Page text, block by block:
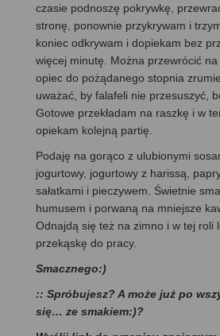
czasie podnoszę pokrywkę,
stronę, ponownie przykrywam i
koniec odkrywam i dopiekam bez
więcej minutę. Można przewrócić
opiec do pożądanego stopnia
uważać, by falafeli nie przesuszyć,
Gotowe przekładam na raszkę i w
opiekam kolejną partię.
Podaję na gorąco z ulubionymi
jogurtowy, jogurtowy z harissą,
sałatkami i pieczywem. Świetnie
humusem i porwaną na mniejsze
Odnajdą się też na zimno i w tej roli
przekąskę do pracy.
Smacznego:)
:: Spróbujesz? A może już po
się… ze smakiem:)?